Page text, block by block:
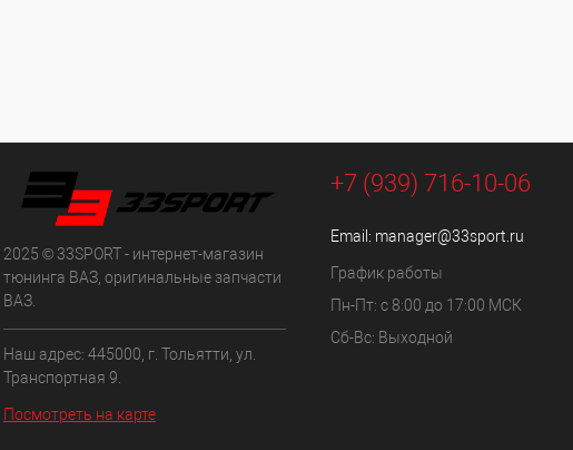
2025 © 33SPORT - интернет-магазин
тюнинга ВАЗ, оригинальные запчасти
ВАЗ.
Наш адрес: 445000, г. Тольятти, ул.
Транспортная 9.
Посмотреть на карте
+7 (939) 716-10-06
Email: manager@33sport.ru
График работы
Пн-Пт: с 8:00 до 17:00 МСК
Сб-Вс: Выходной